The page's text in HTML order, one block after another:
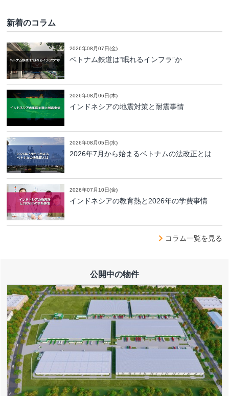
新着のコラム
2026年08月07日(金)
ベトナム鉄道は“眠れるインフラ”か
2026年08月06日(木)
インドネシアの地震対策と耐震事情
2026年08月05日(水)
2026年7月から始まるベトナムの法改正とは
2026年07月10日(金)
インドネシアの教育熱と2026年の学費事情
コラム一覧を見る
公開中の物件